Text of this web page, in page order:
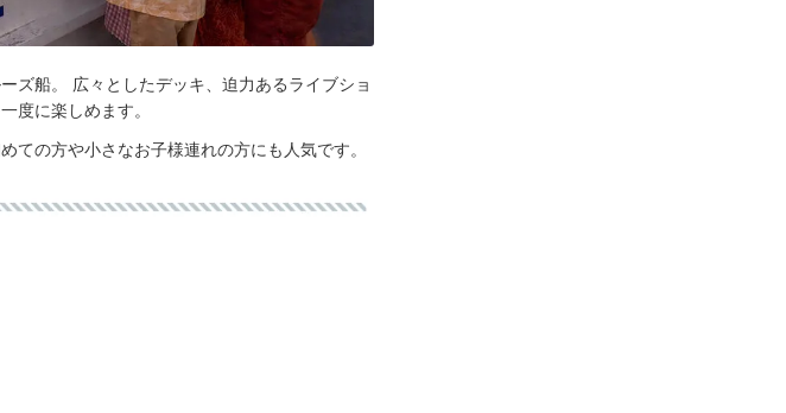
ズ船。 広々としたデッキ、迫力あるライブショ
度に楽しめます。
ての方や小さなお子様連れの方にも人気です。